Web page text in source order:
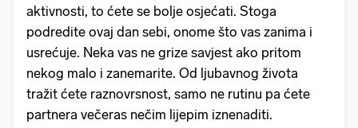
aktivnosti, to ćete se bolje osjećati. Stoga
podredite ovaj dan sebi, onome što vas zanima i
usrećuje. Neka vas ne grize savjest ako pritom
nekog malo i zanemarite. Od ljubavnog života
tražit ćete raznovrsnost, samo ne rutinu pa ćete
partnera večeras nečim lijepim iznenaditi.